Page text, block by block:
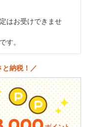
はお受けできませ
す。
と納税！／